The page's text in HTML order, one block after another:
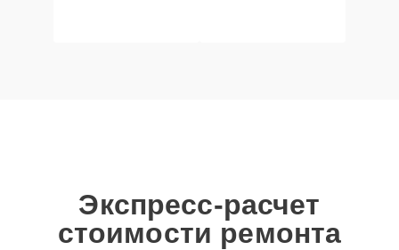
Экспресс-расчет
стоимости ремонта